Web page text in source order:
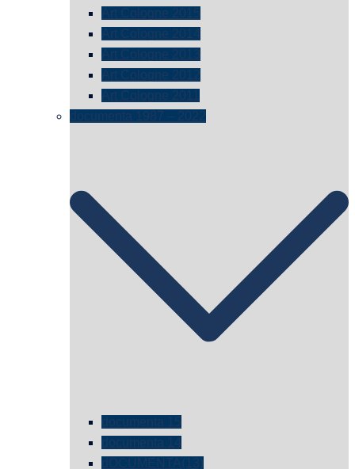
Art Cologne 2015
Art Cologne 2014
Art Cologne 2013
Art Cologne 2012
Art Cologne 2011
documenta 1987 – 2022
documenta 15
documenta 14
dOCUMENTA(13)